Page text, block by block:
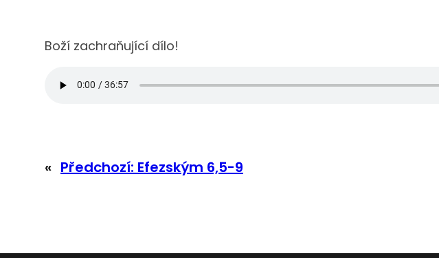
Boží zachraňující dílo!
« Předchozí: Efezským 6,5-9